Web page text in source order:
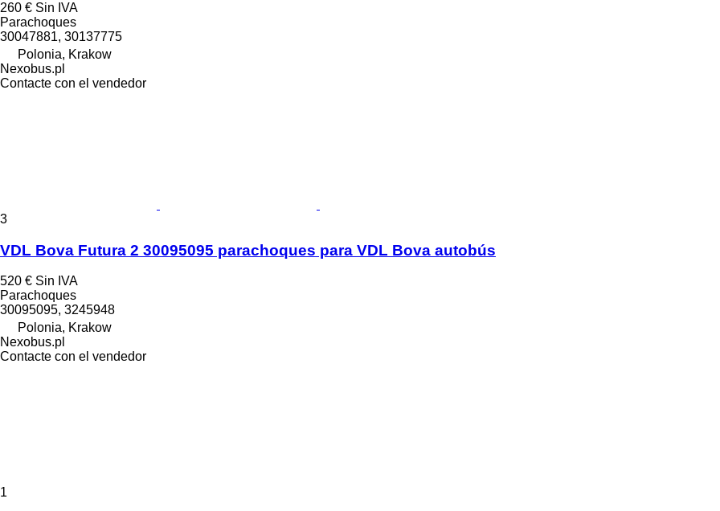
260 € Sin IVA
Parachoques
30047881, 30137775
Polonia, Krakow
Nexobus.pl
Contacte con el vendedor
3
VDL Bova Futura 2 30095095 parachoques para VDL Bova autobús
520 € Sin IVA
Parachoques
30095095, 3245948
Polonia, Krakow
Nexobus.pl
Contacte con el vendedor
1